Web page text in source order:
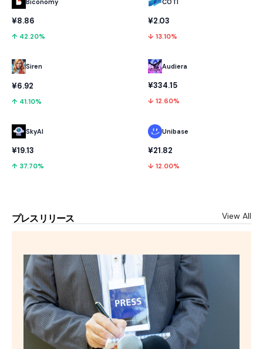
Biconomy
¥8.86
↑ 42.20%
Siren
¥6.92
↑ 41.10%
SkyAI
¥19.13
↑ 37.70%
COTI
¥2.03
↓ 13.10%
Audiera
¥334.15
↓ 12.60%
Unibase
¥21.82
↓ 12.00%
プレスリリース View All